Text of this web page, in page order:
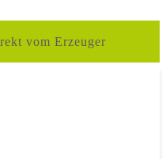
vom Erzeuger